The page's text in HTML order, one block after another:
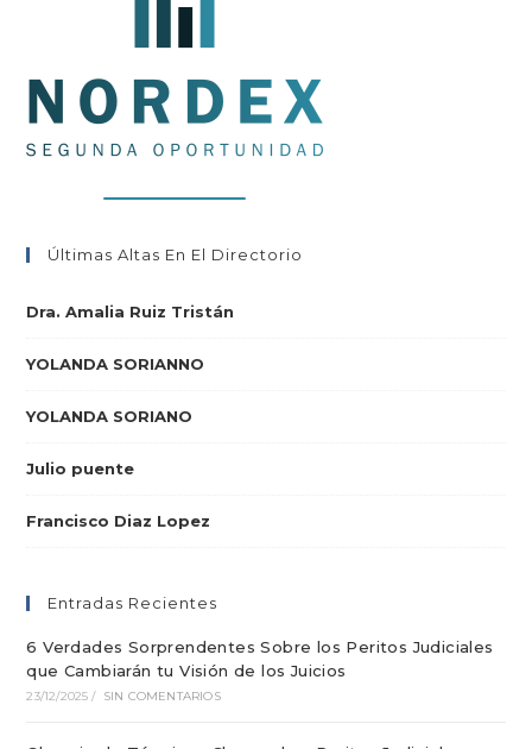
Últimas Altas En El Directorio
Dra. Amalia Ruiz Tristán
YOLANDA SORIANNO
YOLANDA SORIANO
Julio puente
Francisco Diaz Lopez
Entradas Recientes
6 Verdades Sorprendentes Sobre los Peritos Judiciales
que Cambiarán tu Visión de los Juicios
23/12/2025 / SIN COMENTARIOS